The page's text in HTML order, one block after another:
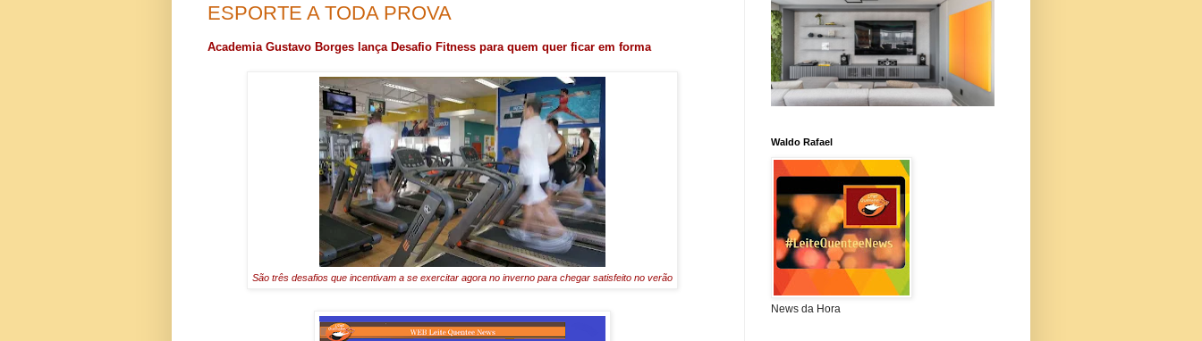
ESPORTE A TODA PROVA
Academia Gustavo Borges lança Desafio Fitness para quem quer ficar em forma
São três desafios que incentivam a se exercitar agora no inverno para chegar satisfeito no verão
Waldo Rafael
News da Hora